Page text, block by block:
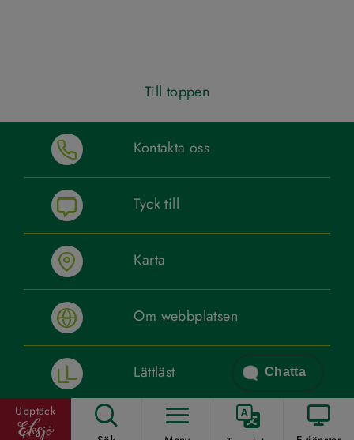
Upptäck
Till toppen
Kontakta oss
Tyck till
Karta
Om webbplatsen
Lättläst
Sociala medier
Chatta